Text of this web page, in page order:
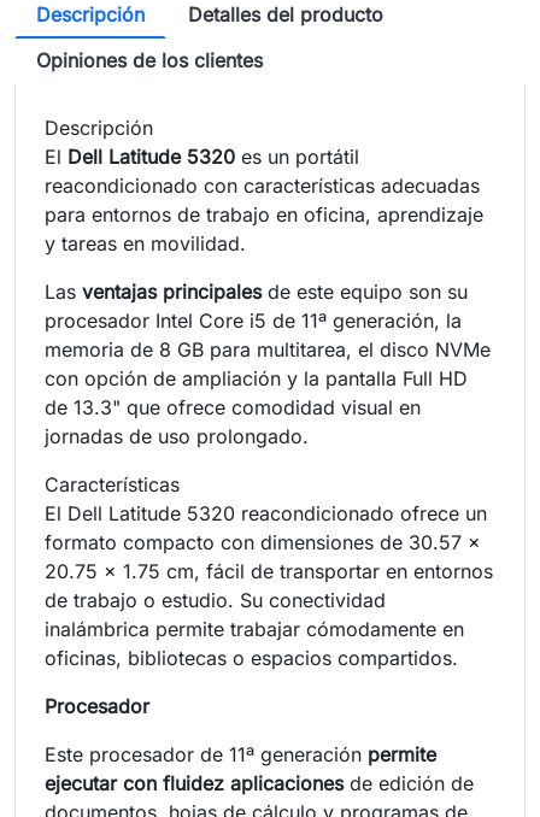
Descripción
Detalles del producto
Opiniones de los clientes
Descripción
El Dell Latitude 5320 es un portátil
reacondicionado con características adecuadas
para entornos de trabajo en oficina, aprendizaje
y tareas en movilidad.
Las ventajas principalesde este equipo son su
procesador Intel Core i5 de 11ª generación, la
memoria de 8 GB para multitarea, el disco NVMe
con opción de ampliación y la pantalla Full HD
de 13.3" que ofrece comodidad visual en
jornadas de uso prolongado.
Características
El Dell Latitude 5320 reacondicionado ofrece un
formato compacto con dimensiones de 30.57 x
20.75 x 1.75 cm, fácil de transportar en entornos
de trabajo o estudio. Su conectividad
inalámbrica permite trabajar cómodamente en
oficinas, bibliotecas o espacios compartidos.
Procesador
Este procesador de 11ª generación permite
ejecutar con fluidez aplicacionesde edición de
documentos, hojas de cálculo y programas de